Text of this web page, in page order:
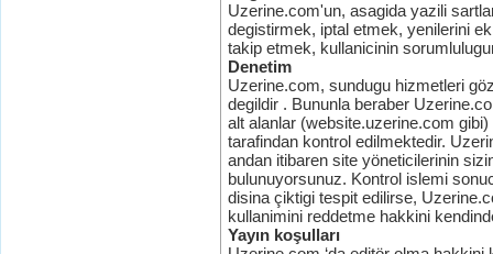
Uzerine.com'un, asagida yazili
degistirmek, iptal etmek, yenilerini
takip etmek, kullanicinin
Denetim
Uzerine.com, sundugu hizmetleri
degildir . Bununla beraber
alt alanlar (website.uzerine.com
tarafindan kontrol edilmektedir.
andan itibaren site yöneticilerinin
bulunuyorsunuz. Kontrol islemi
disina çiktigi tespit edilirse,
kullanimini reddetme hakkini
Yayın koşulları